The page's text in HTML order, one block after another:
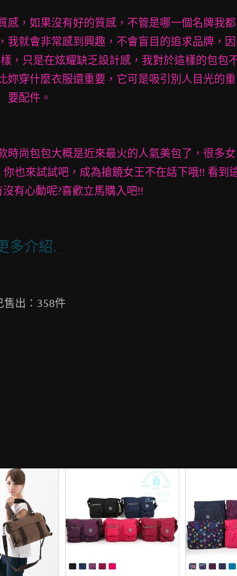
感，如果沒有好的質感，不管是哪一個名牌我都
我就會非常感到興趣，不會盲目的追求品牌，因
，只是在炫耀缺乏設計感，我對於這樣的包包
妳穿什麼衣服還重要，它可是吸引別人目光的重
要配件。
時尚包包大概是近來最火的人氣美包了，很多女
也來試試吧，成為搶鏡女王不在話下哦!! 看到
有心動呢?喜歡立馬購入吧!!
多介紹.
售出：358件